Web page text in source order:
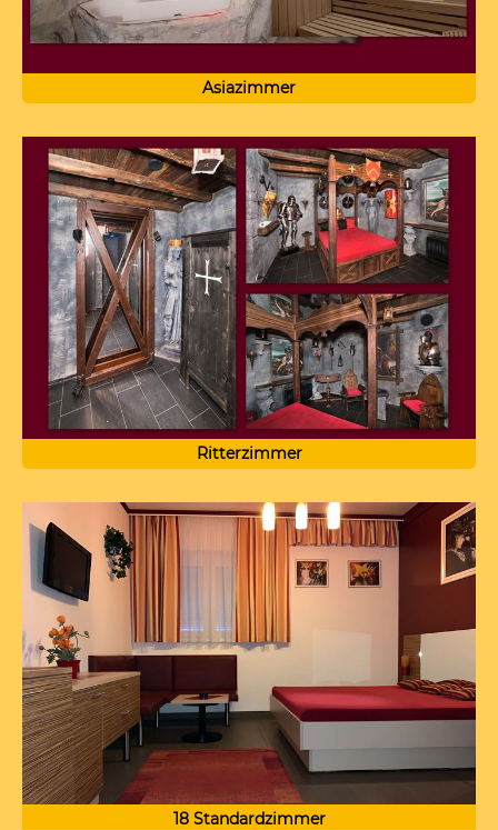
Asiazimmer
Ritterzimmer
18 Standardzimmer